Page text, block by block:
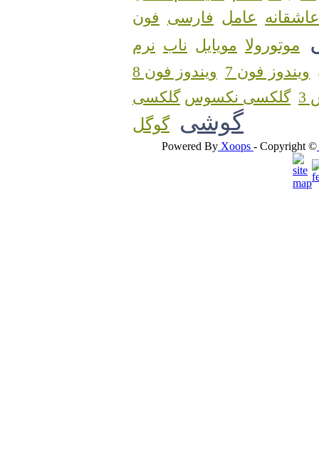
عاشقانه عامل فارسی فون
موتورولا مویایل ناب نرم
ویندوز فون 7
ویندوز فون 8
گلکسی نکسوس
گوشی گوگل
Powered By Xoops - Copyright ©